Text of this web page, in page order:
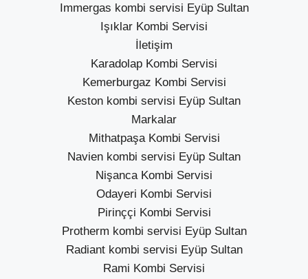
Immergas kombi servisi Eyüp Sultan
Işıklar Kombi Servisi
İletişim
Karadolap Kombi Servisi
Kemerburgaz Kombi Servisi
Keston kombi servisi Eyüp Sultan
Markalar
Mithatpaşa Kombi Servisi
Navien kombi servisi Eyüp Sultan
Nişanca Kombi Servisi
Odayeri Kombi Servisi
Pirinççi Kombi Servisi
Protherm kombi servisi Eyüp Sultan
Radiant kombi servisi Eyüp Sultan
Rami Kombi Servisi